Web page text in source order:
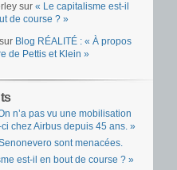
sur « Le capitalisme est-il
de course ? »
sur Blog RÉALITÉ : « À propos
de Pettis et Klein »
n’a pas vu une mobilisation
chez Airbus depuis 45 ans. »
sont menacées.
est-il en bout de course ? »